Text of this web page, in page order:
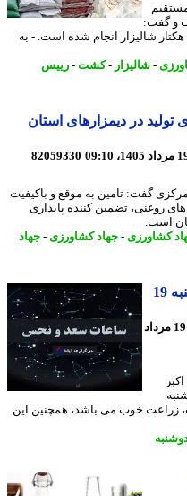
جاری، کشت مستقیم در 700 هکتار شالیزار انجام شده است. - به
- شالیزار- کشت-رییس
در دیمزارهای استان
82059330
گفت: تامین به موقع و باکیفیت
تضمین کننده پایداری
- جهاد کشاورزی- جهاد
و نحس امروز دوشنبه 19
- دوشنبه 19 مرداد
خوب می باشد، همچنین این